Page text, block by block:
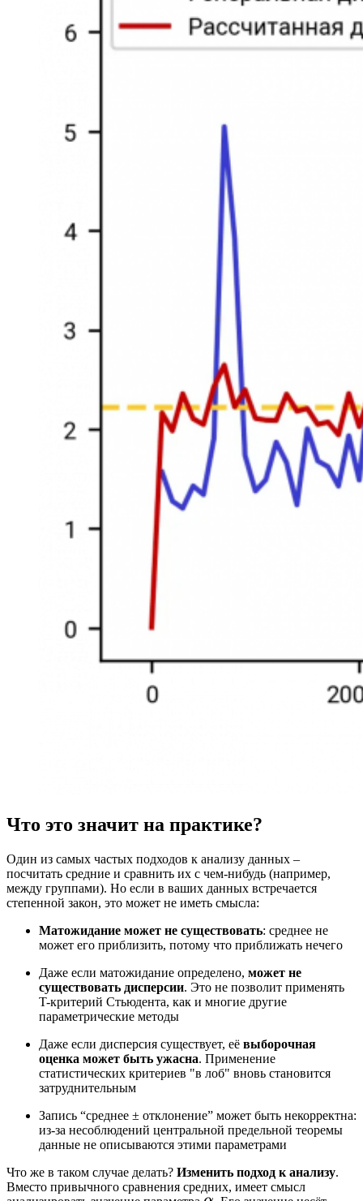
Что это значит на практике?
Один из самых частых подходов к анализу данных –
посчитать средние и сравнить их с чем-нибудь (например,
между группами). Но если в ваших данных встречается
степенной закон, это может не иметь смысла:
Матожидание может не существовать: среднее не
может его приблизить, потому что приближать нечего
Даже если матожидание определено, может не
существовать дисперсии. Это не позволит применять
T-критерий Стьюдента, как и многие другие
параметрические методы
Даже если дисперсия существует, её выборочная
оценка может быть ужасна. Применение
статистических критериев "в лоб" вновь становится
затруднительным
Запись “среднее ± отклонение” может быть некорректна:
из-за несоблюдений центральной предельной теоремы
данные не описываются этими параметрами
Что же в таком случае делать? Изменить подход к анализу.
Вместо привычного сравнения средних, имеет смысл